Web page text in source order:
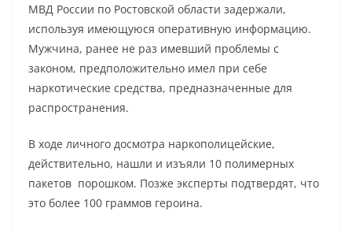
МВД России по Ростовской области задержали,
используя имеющуюся оперативную информацию.
Мужчина, ранее не раз имевший проблемы с
законом, предположительно имел при себе
наркотические средства, предназначенные для
распространения.
В ходе личного досмотра наркополицейские,
действительно, нашли и изъяли 10 полимерных
пакетов порошком. Позже эксперты подтвердят, что
это более 100 граммов героина.